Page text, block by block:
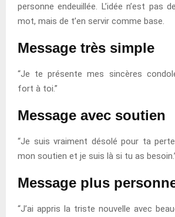
personne endeuillée. L’idée n’est pas
mot, mais de t’en servir comme base.
Message très simple
“Je te présente mes sincères
fort à toi.”
Message avec soutien
“Je suis vraiment désolé pour ta
mon soutien et je suis là si tu as
Message plus
“J’ai appris la triste nouvelle avec